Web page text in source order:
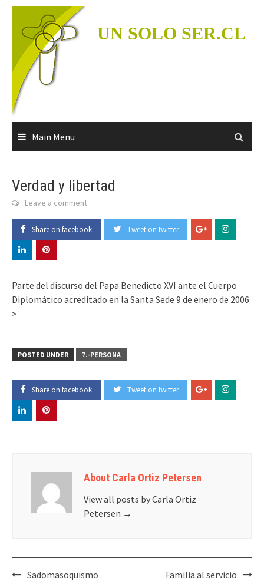
Skip
content
UN SOLO SER.CL
Main Menu
Verdad y libertad
Leave a comment
Share on facebook Tweet on twitter
Parte del discurso del Papa Benedicto XVI ante el Cuerpo
Diplomático acreditado en la Santa Sede 9 de enero de 2006
>
POSTED UNDER 7.-PERSONA
Share on facebook Tweet on twitter
About Carla Ortiz Petersen
View all posts by Carla Ortiz
Petersen →
PostSadomasoquismo Familia al servicio